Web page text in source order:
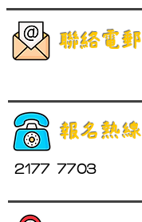
聯絡電郵
報名熱線
2177 7703